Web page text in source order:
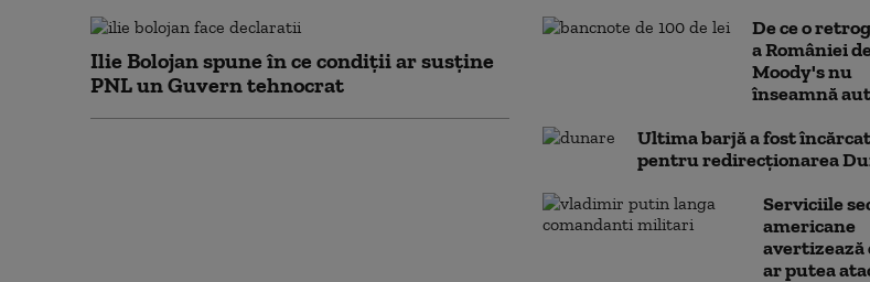
Ilie Bolojan spune în ce condiții ar susține
PNL un Guvern tehnocrat
De ce o
a României
Moody's nu
înseamnă
Ultima barjă a fost
pentru redirecționarea
Serviciile
americane
avertizează
ar putea